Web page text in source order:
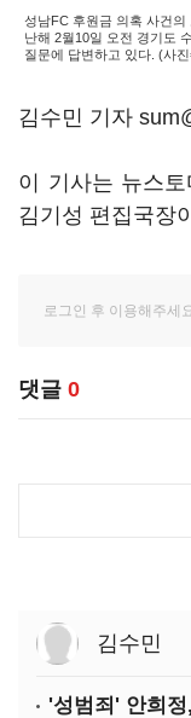
성남FC 후원금 의혹 사건
난해 2월10일 오전 경기도
질문에 답변하고 있다. (사
김수민 기자
이 기사는 뉴스
김기성 편집국장
댓글 0
김수민